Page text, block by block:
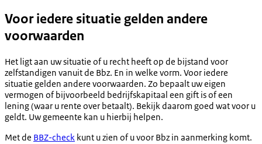
Voor iedere situatie gelden andere
voorwaarden
Het ligt aan uw situatie of u recht heeft op de bijstand voor
zelfstandigen vanuit de Bbz. En in welke vorm. Voor iedere
situatie gelden andere voorwaarden. Zo bepaalt uw eigen
vermogen of bijvoorbeeld bedrijfskapitaal een gift is of een
lening (waar u rente over betaalt). Bekijk daarom goed wat voor u
geldt. Uw gemeente kan u hierbij helpen.
Met de BBZ-check kunt u zien of u voor Bbz in aanmerking komt.